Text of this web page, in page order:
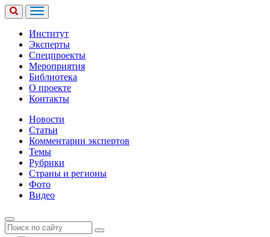
Институт
Эксперты
Спецпроекты
Мероприятия
Библиотека
О проекте
Контакты
Новости
Статьи
Комментарии экспертов
Темы
Рубрики
Страны и регионы
Фото
Видео